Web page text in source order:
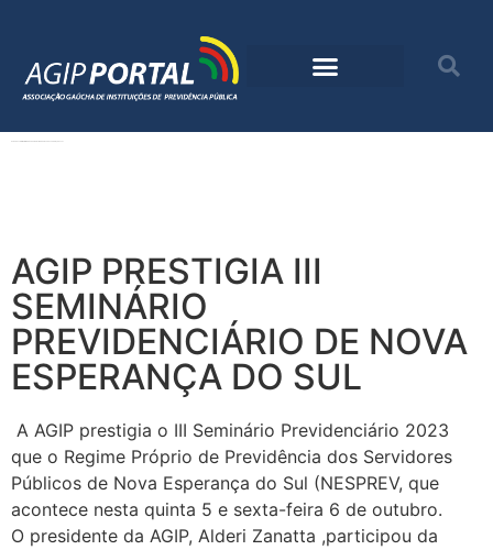
AGIP PRESTIGIA III
SEMINÁRIO
PREVIDENCIÁRIO DE NOVA
ESPERANÇA DO SUL
A AGIP prestigia o III Seminário Previdenciário 2023
que o Regime Próprio de Previdência dos Servidores
Públicos de Nova Esperança do Sul (NESPREV, que
acontece nesta quinta 5 e sexta-feira 6 de outubro.
O presidente da AGIP, Alderi Zanatta ,participou da